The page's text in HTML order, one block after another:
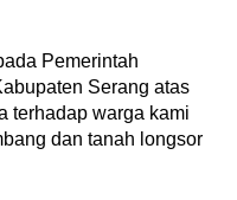
Pemerintah
Serang atas
terhadap warga kami
dan tanah longsor